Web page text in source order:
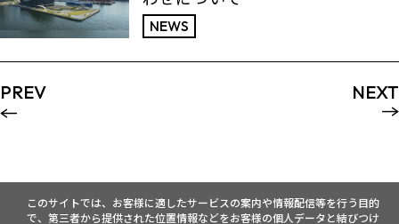
NEWS
PREV NEXT
このサイトでは、お客様に適したサービスの案内や情報配信等を行う目的
で、第三者から提供された位置情報などをお客様の個人データと結びつけ